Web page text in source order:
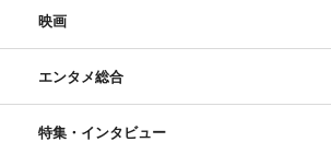
映画
エンタメ総合
特集・インタビュー